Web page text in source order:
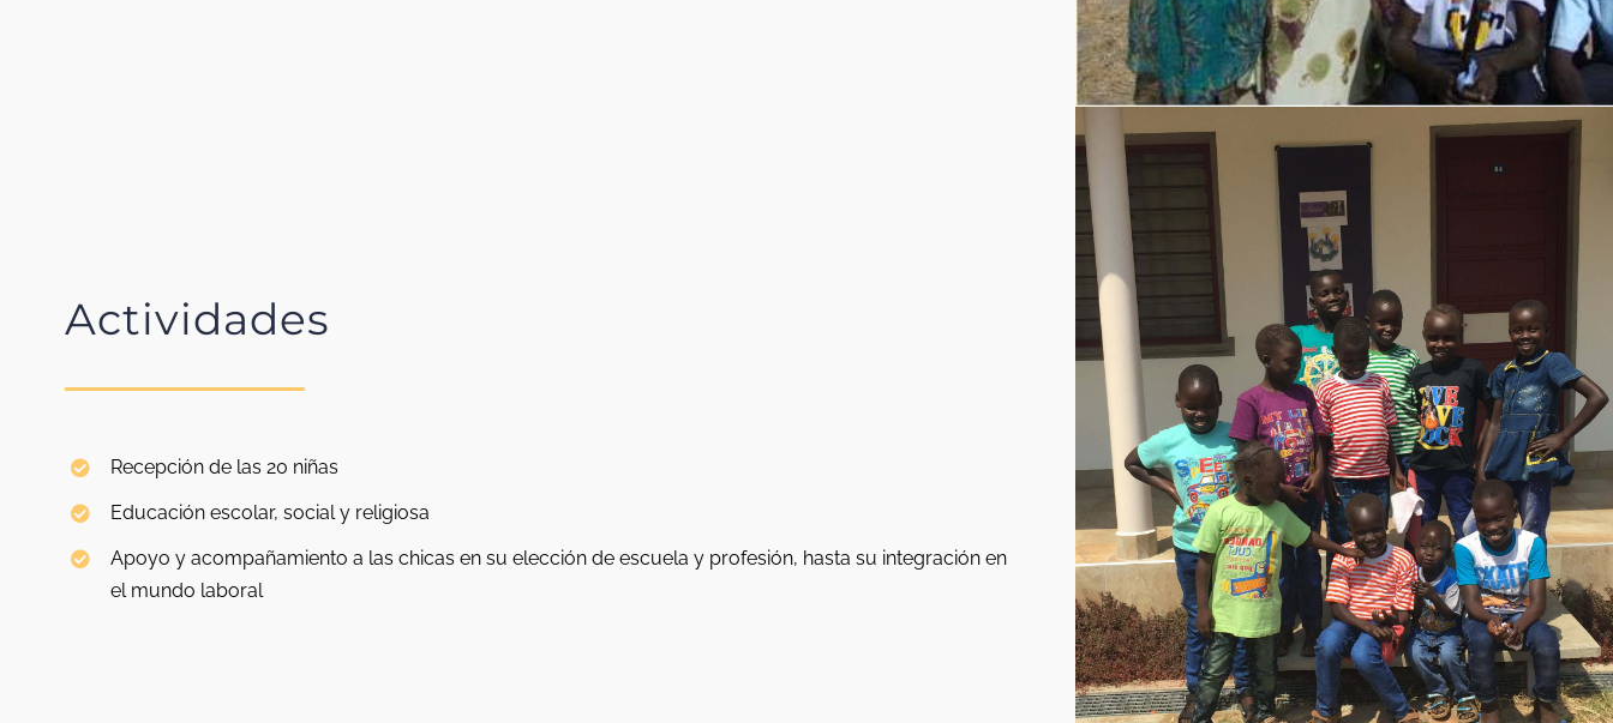
Actividades
Recepción de las 20 niñas
Educación escolar, social y religiosa
Apoyo y acompañamiento a las chicas en su elección de escuela y profesión, hasta su integración en
el mundo laboral